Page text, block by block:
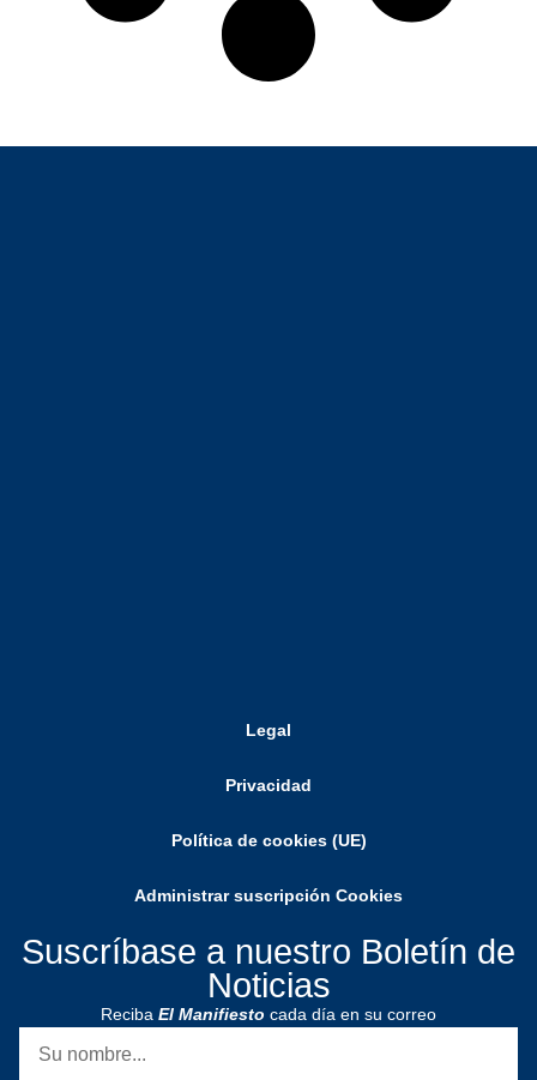
Legal
Privacidad
Política de cookies (UE)
Administrar suscripción Cookies
Suscríbase a nuestro Boletín de
Noticias
Reciba El Manifiesto cada día en su correo